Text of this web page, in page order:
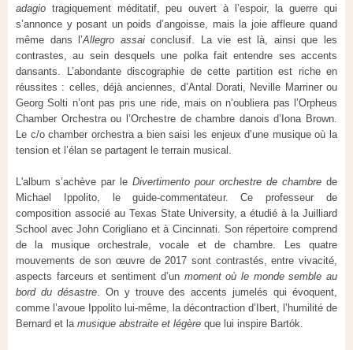
adagio tragiquement méditatif, peu ouvert à l’espoir, la guerre qui
s’annonce y posant un poids d’angoisse, mais la joie affleure quand
même dans l’Allegro assaiconclusif. La vie est là, ainsi que les
contrastes, au sein desquels une polka fait entendre ses accents
dansants. L’abondante discographie de cette partition est riche en
réussites : celles, déjà anciennes, d’Antal Dorati, Neville Marriner ou
Georg Solti n’ont pas pris une ride, mais on n’oubliera pas l’Orpheus
Chamber Orchestra ou l’Orchestre de chambre danois d’Iona Brown.
Le c/o chamber orchestra a bien saisi les enjeux d’une musique où la
tension et l’élan se partagent le terrain musical.
L'album s’achève par le Divertimento pour orchestre de chambre de
Michael Ippolito, le guide-commentateur. Ce professeur de
composition associé au Texas State University, a étudié à la Juilliard
School avec John Corigliano et à Cincinnati. Son répertoire comprend
de la musique orchestrale, vocale et de chambre. Les quatre
mouvements de son œuvre de 2017 sont contrastés, entre vivacité,
aspects farceurs et sentiment d’un moment où le monde semble au
bord du désastre. On y trouve des accents jumelés qui évoquent,
comme l’avoue Ippolito lui-même, la décontraction d’Ibert, l’humilité de
Bernard et la musique abstraite et légère que lui inspire Bartók.